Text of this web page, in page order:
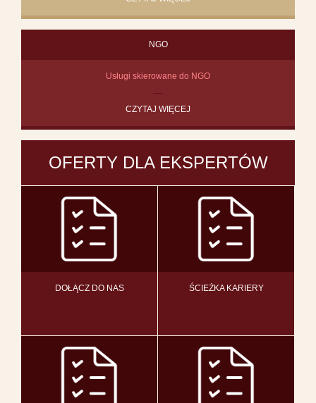
NGO
Usługi skierowane do NGO
CZYTAJ WIĘCEJ
OFERTY DLA EKSPERTÓW
DOŁĄCZ DO NAS ŚCIEŻKA KARIERY